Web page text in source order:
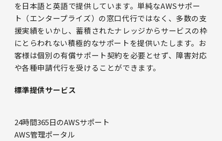
を日本語と英語で提供しています。単純なAWSサポー
ト（エンタープライズ）の窓口代行ではなく、多数の支
援実績をいかし、蓄積されたナレッジからサービスの枠
にとらわれない積極的なサポートを提供いたします。お
客様は個別の有償サポート契約を必要とせず、障害対応
や各種申請代行を受けることができます。
標準提供サービス
24時間365日のAWSサポート
AWS管理ポータル